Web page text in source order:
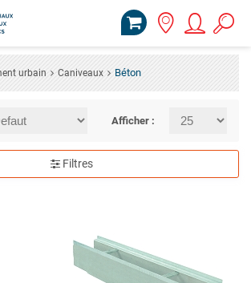
urbain Caniveaux Béton
Afficher :
Filtres